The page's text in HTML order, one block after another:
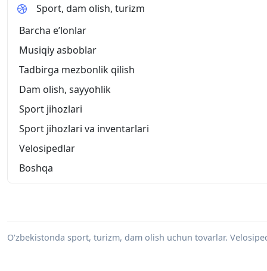
Sport, dam olish, turizm
Barcha eʼlonlar
Musiqiy asboblar
Tadbirga mezbonlik qilish
Dam olish, sayyohlik
Sport jihozlari
Sport jihozlari va inventarlari
Velosipedlar
Boshqa
O'zbekistonda sport, turizm, dam olish uchun tovarlar.